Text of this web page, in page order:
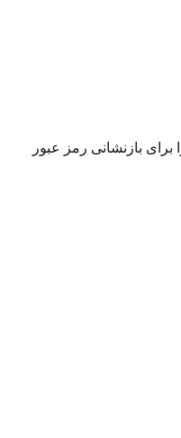
برای بازنشانی رمز عبور